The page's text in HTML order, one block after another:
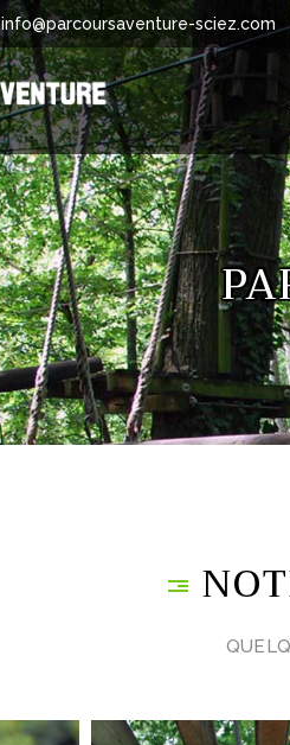
info@parcoursaventure-sciez.com